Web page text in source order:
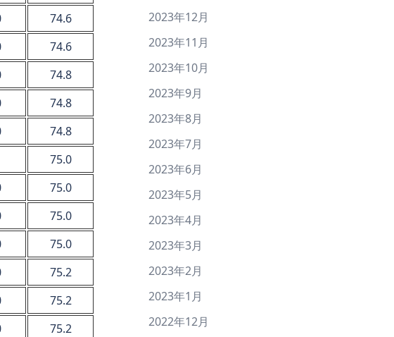
74.6
74.6
74.8
74.8
74.8
75.0
75.0
75.0
75.0
75.2
75.2
75.2
2023年12月
2023年11月
2023年10月
2023年9月
2023年8月
2023年7月
2023年6月
2023年5月
2023年4月
2023年3月
2023年2月
2023年1月
2022年12月